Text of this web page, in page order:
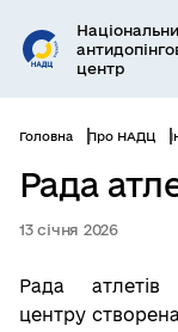
Перейти
до
основногоцентр
Головна Про НАДЦ
Рада
13 січня 2026
Рада атлетів
центру